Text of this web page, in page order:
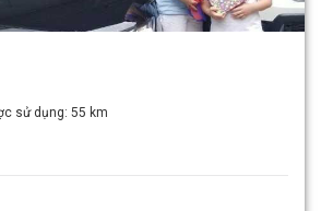
sử dụng: 55 km